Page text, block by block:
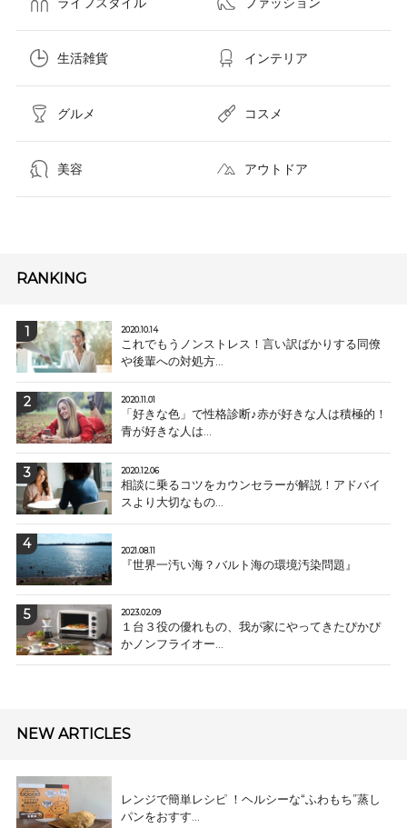
生活雑貨 インテリア
グルメ コスメ​
美容 アウトドア
RANKING
2020.10.14
これでもうノンストレス！言い訳ばかりする同僚
や後輩への対処方...
2020.11.01
「好きな色」で性格診断♪赤が好きな人は積極的！
青が好きな人は...
2020.12.06
相談に乗るコツをカウンセラーが解説！アドバイ
スより大切なもの...
2021.08.11
『世界一汚い海？バルト海の環境汚染問題』
2023.02.09
１台３役の優れもの、我が家にやってきたぴかぴ
かノンフライオー...
NEW ARTICLES
レンジで簡単レシピ ！ヘルシーな“ふわもち”蒸し
パンをおすす...